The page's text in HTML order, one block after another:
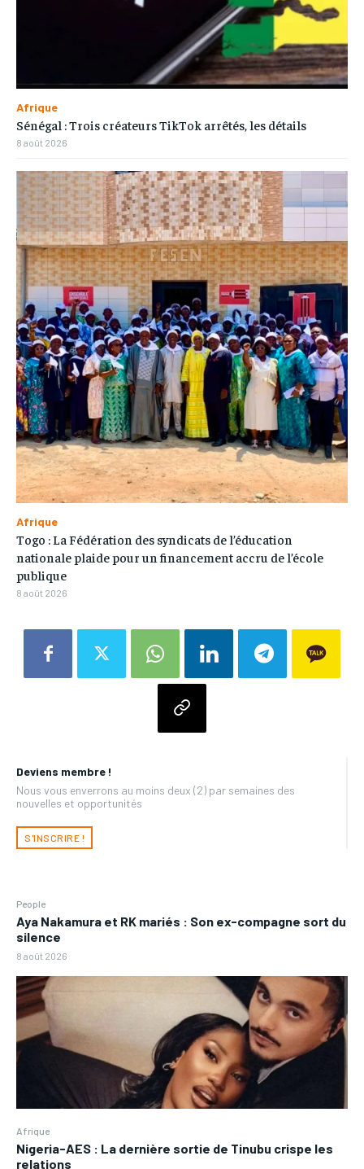
Deviens membre !
Nous vous enverrons au moins deux (2) par semaines des
nouvelles et opportunités
S'INSCRIRE !
People
Aya Nakamura et RK mariés : Son ex-compagne sort du
silence
8 août 2026
Afrique
Nigeria-AES : La dernière sortie de Tinubu crispe les
relations
Afrique
Sénégal : Trois créateurs TikTok arrêtés, les détails
8 août 2026
Afrique
Togo : La Fédération des syndicats de l’éducation
nationale plaide pour un financement accru de l’école
publique
8 août 2026